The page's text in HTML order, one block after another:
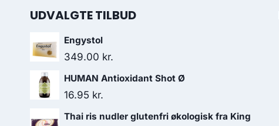
UDVALGTE TILBUD
Engystol
349.00 kr.
HUMAN Antioxidant Shot Ø
16.95 kr.
Thai ris nudler glutenfri økologisk fra King